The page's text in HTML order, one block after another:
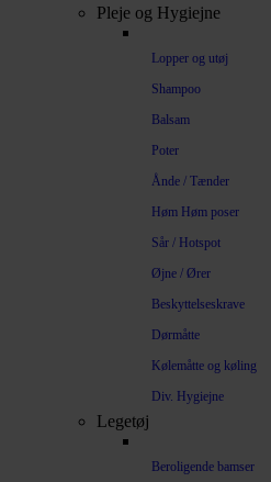
Pleje og Hygiejne
Lopper og utøj
Shampoo
Balsam
Poter
Ånde / Tænder
Høm Høm poser
Sår / Hotspot
Øjne / Ører
Beskyttelseskrave
Dørmåtte
Kølemåtte og køling
Div. Hygiejne
Legetøj
Beroligende bamser